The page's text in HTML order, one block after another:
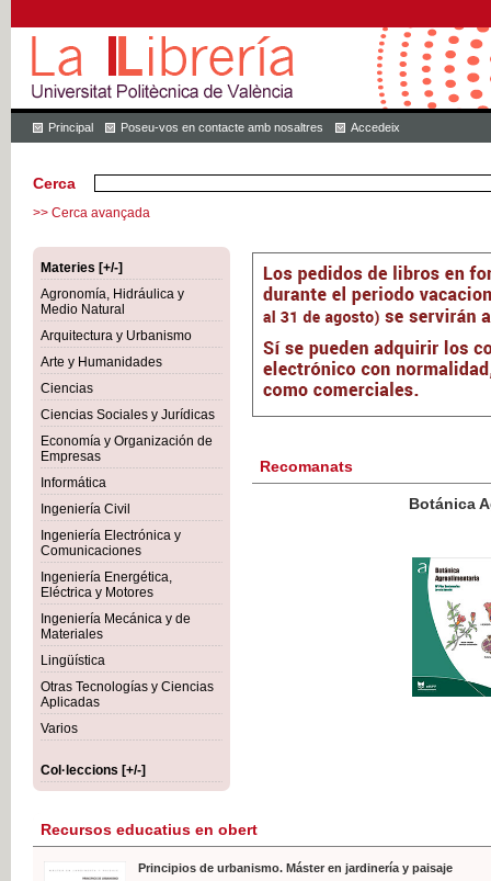
Principal Poseu-vos en contacte amb nosaltres Accedeix
Cerca
>> Cerca avançada
Materies [+/-]
Agronomía, Hidráulica y
Medio Natural
Arquitectura y Urbanismo
Arte y Humanidades
Ciencias
Ciencias Sociales y Jurídicas
Economía y Organización de
Empresas
Informática
Ingeniería Civil
Ingeniería Electrónica y
Comunicaciones
Ingeniería Energética,
Eléctrica y Motores
Ingeniería Mecánica y de
Materiales
Lingüística
Otras Tecnologías y Ciencias
Aplicadas
Varios
Col·leccions [+/-]
Recomanats
Botánica Agroalimentaria
IVA
Recursos educatius en obert
Principios de urbanismo. Máster en jardinería y paisaje